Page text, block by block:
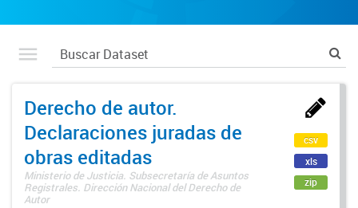
Derecho de autor.
Declaraciones juradas de
obras editadas
Ministerio de Justicia. Subsecretaría de Asuntos
Registrales. Dirección Nacional del Derecho de
Autor
csv
xls
zip